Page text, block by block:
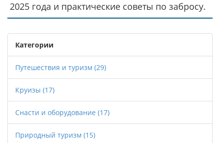
2025 года и практические советы по забросу.
Категории
Путешествия и туризм (29)
Круизы (17)
Снасти и оборудование (17)
Природный туризм (15)